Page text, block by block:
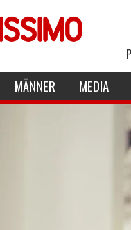
MÄNNER MEDIA